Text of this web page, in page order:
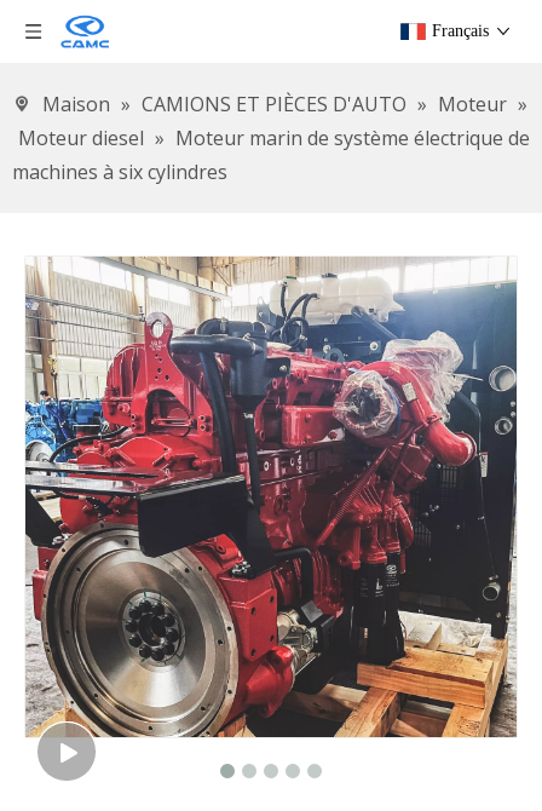
Français
Maison » CAMIONS ET PIÈCES D'AUTO » Moteur »
Moteur diesel » Moteur marin de système électrique de
machines à six cylindres